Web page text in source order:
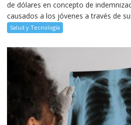
de dólares en concepto de
causados a los jóvenes a través de
Salud y Tecnología